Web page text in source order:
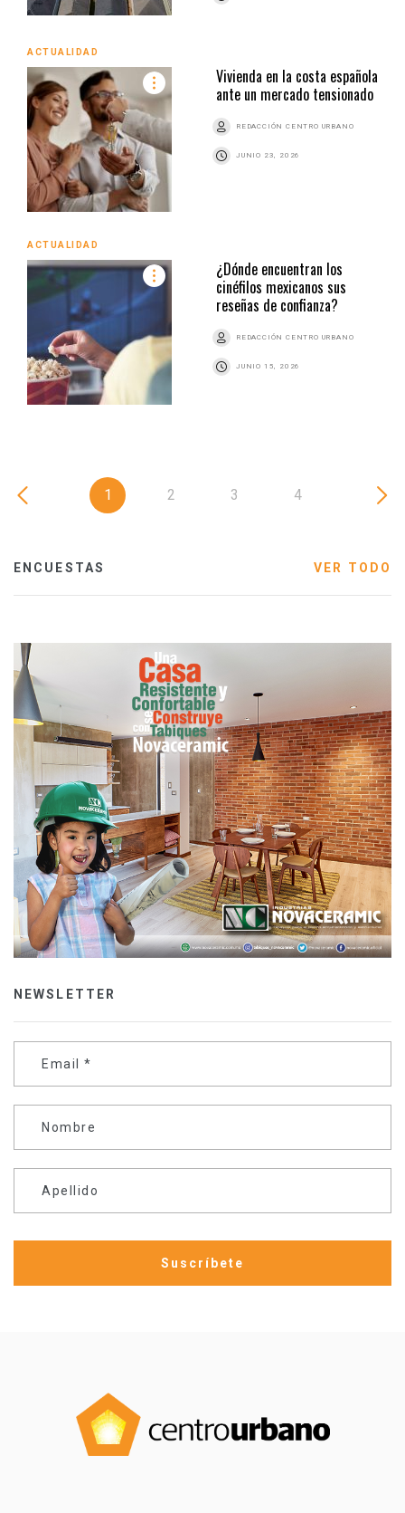
ACTUALIDAD
Vivienda en la costa española
ante un mercado tensionado
REDACCIÓN CENTRO URBANO
JUNIO 23, 2026
ACTUALIDAD
¿Dónde encuentran los
cinéfilos mexicanos sus
reseñas de confianza?
REDACCIÓN CENTRO URBANO
JUNIO 15, 2026
1 2 3 4
ENCUESTAS VER TODO
NEWSLETTER
Email *
Nombre
Apellido